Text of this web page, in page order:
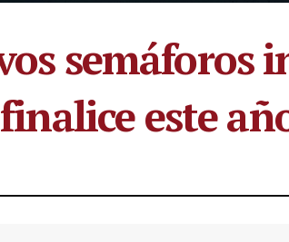
semáforos
este